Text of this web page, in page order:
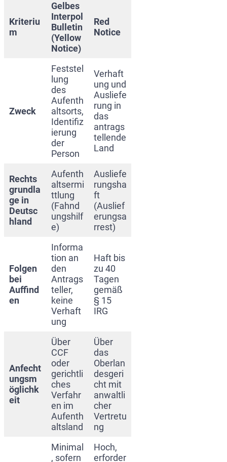
Kriteriu
m
Gelbes
Interpol
Bulletin
(Yellow
Notice)
Red
Notice
Zweck
Feststel
lung
des
Aufenth
altsorts,
Identifiz
ierung
der
Person
Verhaft
ung und
Ausliefe
rung in
das
antrags
tellende
Land
Rechts
grundla
ge in
Deutsc
hland
Aufenth
altsermi
ttlung
(Fahnd
ungshilf
e)
Ausliefe
rungsha
ft
(Auslief
erungsa
rrest)
Folgen
bei
Auffind
en
Informa
tion an
den
Antrags
teller,
keine
Verhaft
ung
Haft bis
zu 40
Tagen
gemäß
§ 15
IRG
Anfecht
ungsm
öglichk
eit
Über
CCF
oder
gerichtli
ches
Verfahr
en im
Aufenth
altsland
Über
das
Oberlan
desgeri
cht mit
anwaltli
cher
Vertretu
ng
Minimal
, sofern
Hoch,
erforder